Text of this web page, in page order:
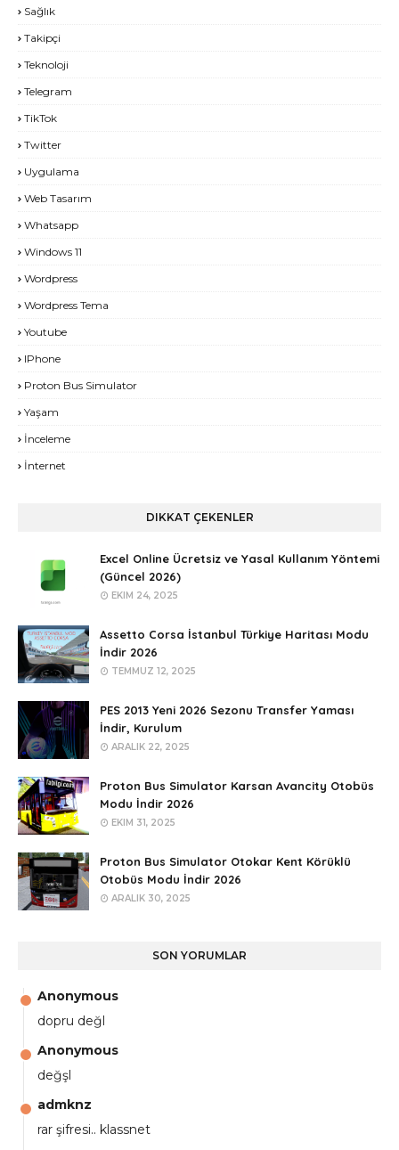
Sağlık
Takipçi
Teknoloji
Telegram
TikTok
Twitter
Uygulama
Web Tasarım
Whatsapp
Windows 11
Wordpress
Wordpress Tema
Youtube
IPhone
Proton Bus Simulator
Yaşam
İnceleme
İnternet
DIKKAT ÇEKENLER
Excel Online Ücretsiz ve Yasal Kullanım Yöntemi
(Güncel 2026)
EKIM 24, 2025
Assetto Corsa İstanbul Türkiye Haritası Modu
İndir 2026
TEMMUZ 12, 2025
PES 2013 Yeni 2026 Sezonu Transfer Yaması
İndir, Kurulum
ARALIK 22, 2025
Proton Bus Simulator Karsan Avancity Otobüs
Modu İndir 2026
EKIM 31, 2025
Proton Bus Simulator Otokar Kent Körüklü
Otobüs Modu İndir 2026
ARALIK 30, 2025
SON YORUMLAR
Anonymous
dopru değl
Anonymous
değşl
admknz
rar şifresi.. klassnet